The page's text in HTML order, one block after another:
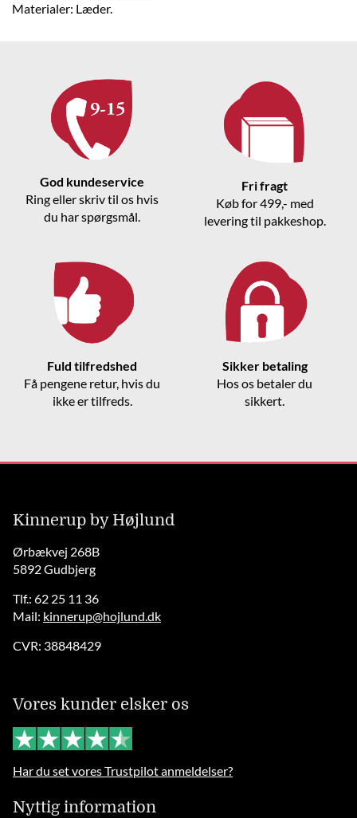
Materialer: Læder.
God kundeservice
Ring eller skriv til os hvis
du har spørgsmål.
Fri fragt
Køb for 499,- med
levering til pakkeshop.
Fuld tilfredshed
Få pengene retur, hvis du
ikke er tilfreds.
Sikker betaling
Hos os betaler du
sikkert.
Kinnerup by Højlund
Ørbækvej 268B
5892 Gudbjerg
Tlf.: 62 25 11 36
Mail: kinnerup@hojlund.dk
CVR: 38848429
Vores kunder elsker os
Har du set vores Trustpilot anmeldelser?
Nyttig information